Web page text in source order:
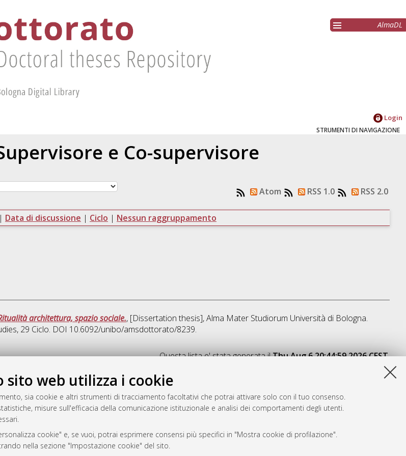
sito web utilizza i cookie
sia cookie e altri strumenti di tracciamento facoltativi che potrai attivare solo con il tuo consenso.
misure sull'efficacia della comunicazione istituzionale e analisi dei comportamenti degli utenti.
cookie" e, se vuoi, potrai esprimere consensi più specifici in "Mostra cookie di profilazione".
nella sezione "Impostazione cookie" del sito.
AlmaDL
Login
STRUMENTI DI NAVIGAZIONE
e Co-supervisore
Atom RSS 1.0 RSS 2.0
| Data di discussione | Ciclo | Nessun raggruppamento
architettura, spazio sociale., [Dissertation thesis], Alma Mater Studiorum Università di Bologna.
, 29 Ciclo. DOI 10.6092/unibo/amsdottorato/8239.
Questa lista e' stata generata ilThu Aug 6 20:44:59 2026 CEST.
daAlmaDL